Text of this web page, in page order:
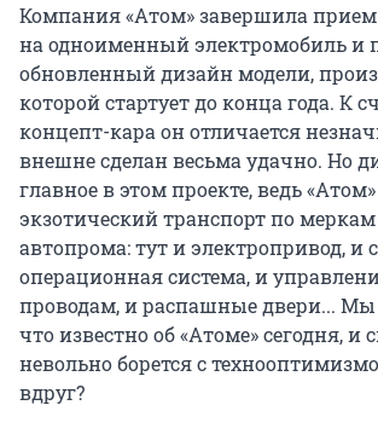
Компания «Атом» завершила прием
на одноименный электромобиль и
обновленный дизайн модели,
которой стартует до конца года. К
концепт-кара он отличается
внешне сделан весьма удачно. Но
главное в этом проекте, ведь
экзотический транспорт по меркам
автопрома: тут и электропривод, и
операционная система, и
проводам, и распашные двери... Мы
что известно об «Атоме» сегодня, и
невольно борется с
вдруг?